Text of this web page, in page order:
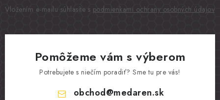
Vložením e-mailu súhlasíte s podmienkami ochrany osobných údajov
Pomôžeme vám s výberom
Potrebujete s niečím poradiť? Sme tu pre vás!
obchod@medaren.sk